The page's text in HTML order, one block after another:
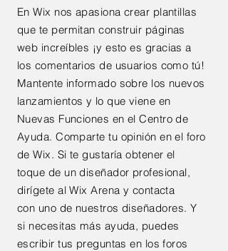
En Wix nos apasiona crear plantillas
que te permitan construir páginas
web increíbles ¡y esto es gracias a
los comentarios de usuarios como tú!
Mantente informado sobre los nuevos
lanzamientos y lo que viene en
Nuevas Funciones en el Centro de
Ayuda. Comparte tu opinión en el foro
de Wix. Si te gustaría obtener el
toque de un diseñador profesional,
dirígete al Wix Arena y contacta
con uno de nuestros diseñadores. Y
si necesitas más ayuda, puedes
escribir tus preguntas en los foros